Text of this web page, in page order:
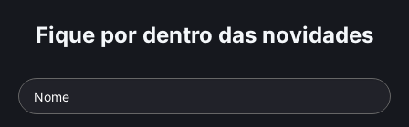
Fique por dentro das novidades